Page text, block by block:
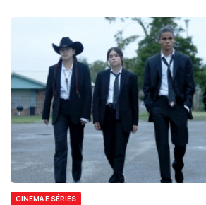
CINEMA E SÉRIES